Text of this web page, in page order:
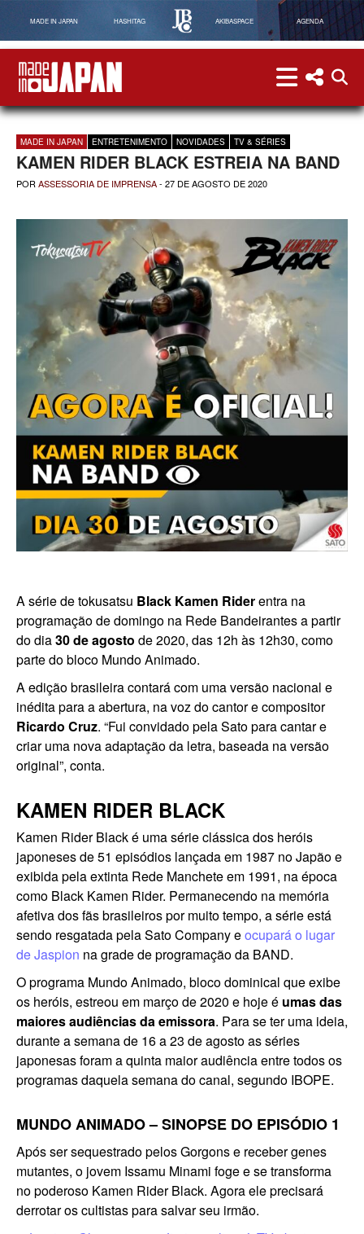
MADE IN JAPAN HASHITAG AKIBASPACE AGENDA
menu menu
MADE IN JAPAN ENTRETENIMENTO NOVIDADES TV & SÉRIES
KAMEN RIDER BLACK ESTREIA NA BAND
POR ASSESSORIA DE IMPRENSA- 27 DE AGOSTO DE 2020
A série de tokusatsu Black Kamen Riderentra na
programação de domingo na Rede Bandeirantes a partir
do dia30 de agosto de 2020, das 12h às 12h30, como
parte do bloco Mundo Animado.
A edição brasileira contará com uma versão nacional e
inédita para a abertura, na voz do cantor e compositor
Ricardo Cruz. “Fui convidado pela Sato para cantar e
criar uma nova adaptação da letra, baseada na versão
original”, conta.
KAMEN RIDER BLACK
Kamen Rider Black é uma série clássica dos heróis
japoneses de 51 episódios lançada em 1987 no Japão e
exibida pela extinta Rede Manchete em 1991, na época
como Black Kamen Rider. Permanecendo na memória
afetiva dos fãs brasileiros por muito tempo, a série está
sendo resgatada pela Sato Company eocupará o lugar
de Jaspion na grade de programação da BAND.
O programa Mundo Animado, bloco dominical que exibe
os heróis, estreou em março de 2020 e hoje é umas das
maiores audiências da emissora. Para se ter uma ideia,
durante a semana de 16 a 23 de agosto as séries
japonesas foram a quinta maior audiência entre todos os
programas daquela semana do canal, segundo IBOPE.
MUNDO ANIMADO – SINOPSE DO EPISÓDIO 1
Após ser sequestrado pelos Gorgons e receber genes
mutantes, o jovem Issamu Minami foge e se transforma
no poderoso Kamen Rider Black. Agora ele precisará
derrotar os cultistas para salvar seu irmão.